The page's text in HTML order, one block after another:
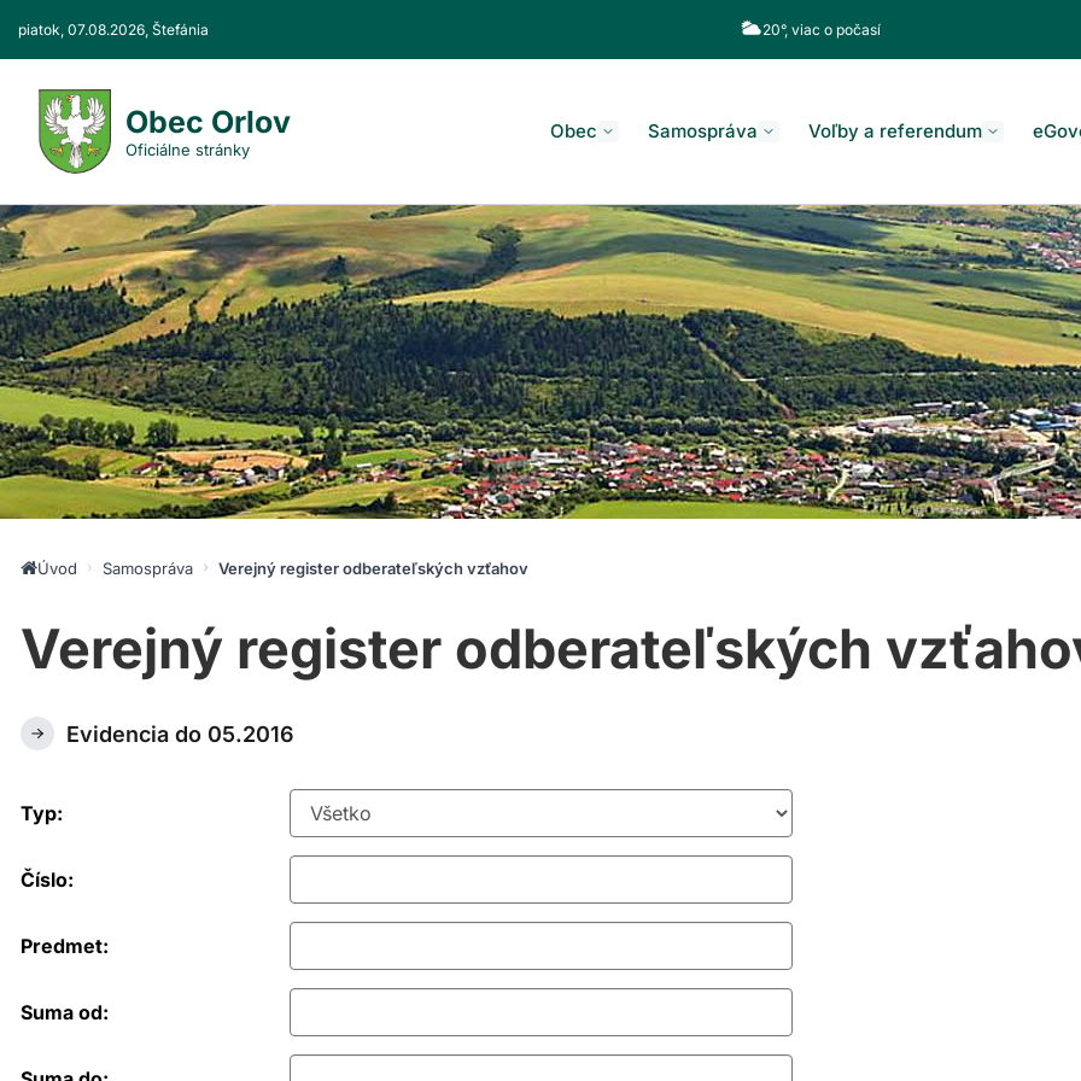
piatok, 07.08.2026, Štefánia 20°, viac o počasí
Obec Orlov
Oficiálne stránky
Obec Samospráva Voľby a referendum
Úvod Samospráva Verejný register odberateľských vzťahov
Verejný register odberateľských
Evidencia do 05.2016
Typ:
Číslo:
Predmet:
Suma od: